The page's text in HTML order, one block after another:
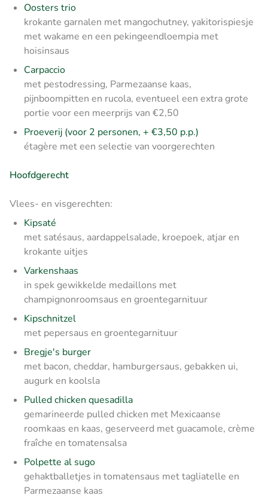
Oosters trio
krokante garnalen met mangochutney, yakitorispiesje
met wakame en een pekingeendloempia met
hoisinsaus
Carpaccio
met pestodressing, Parmezaanse kaas,
pijnboompitten en rucola, eventueel een extra grote
portie voor een meerprijs van €2,50
Proeverij (voor 2 personen, + €3,50 p.p.)
étagère met een selectie van voorgerechten
Hoofdgerecht
Vlees- en visgerechten:
Kipsaté
met satésaus, aardappelsalade, kroepoek, atjar en
krokante uitjes
Varkenshaas
in spek gewikkelde medaillons met
champignonroomsaus en groentegarnituur
Kipschnitzel
met pepersaus en groentegarnituur
Bregje's burger
met bacon, cheddar, hamburgersaus, gebakken ui,
augurk en koolsla
Pulled chicken quesadilla
gemarineerde pulled chicken met Mexicaanse
roomkaas en kaas, geserveerd met guacamole, crème
fraîche en tomatensalsa
Polpette al sugo
gehaktballetjes in tomatensaus met tagliatelle en
Parmezaanse kaas